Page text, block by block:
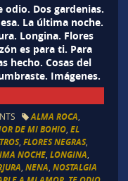
odio. Dos gardenias.
La última noche.
Longina. Flores
es para ti. Para
hecho. Cosas del
Imágenes.
ALMA ROCA
DE MI BOHIO, EL
, FLORES NEGRAS,
NOCHE, LONGINA
NENA NOSTALGIA